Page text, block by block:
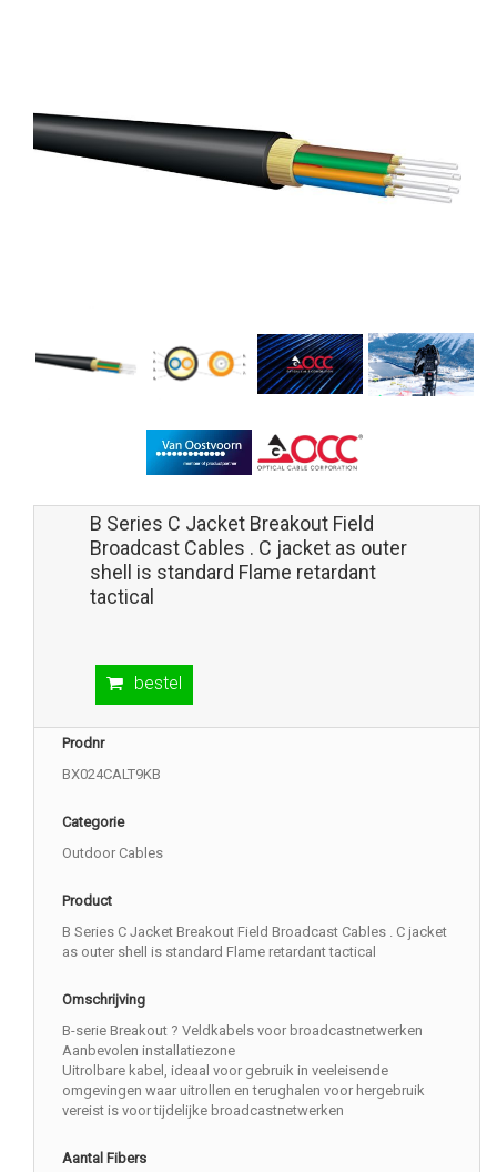
B Series C Jacket Breakout Field
Broadcast Cables . C jacket as outer
shell is standard Flame retardant
tactical
bestel
Prodnr
BX024CALT9KB
Categorie
Outdoor Cables
Product
B Series C Jacket Breakout Field Broadcast Cables . C jacket
as outer shell is standard Flame retardant tactical
Omschrijving
B-serie Breakout ? Veldkabels voor broadcastnetwerken
Aanbevolen installatiezone
Uitrolbare kabel, ideaal voor gebruik in veeleisende
omgevingen waar uitrollen en terughalen voor hergebruik
vereist is voor tijdelijke broadcastnetwerken
Aantal Fibers